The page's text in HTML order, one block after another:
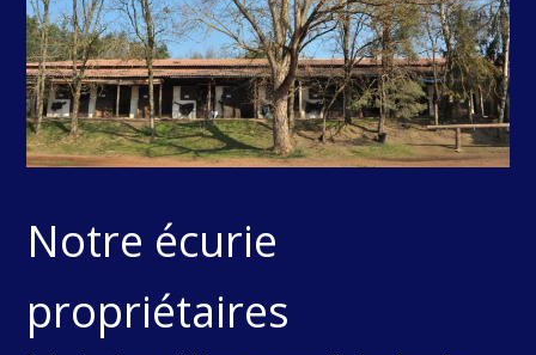
Notre écurie
propriétaires